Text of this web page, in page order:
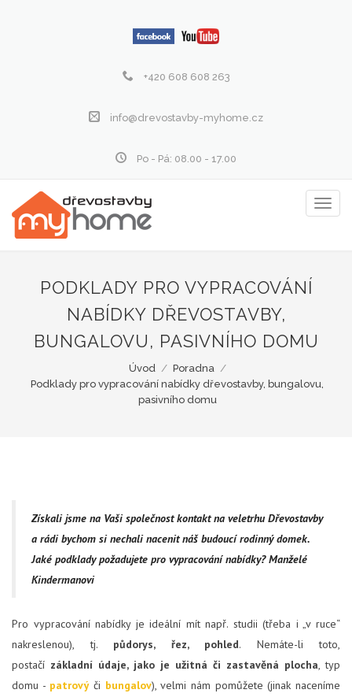
+420 608 608 263
info@drevostavby-myhome.cz
Po - Pá: 08.00 - 17.00
menu
PODKLADY PRO VYPRACOVÁNÍ
NABÍDKY DŘEVOSTAVBY,
BUNGALOVU, PASIVNÍHO DOMU
Úvod / Poradna /
Podklady pro vypracování nabídky dřevostavby, bungalovu,
pasivního domu
Získali jsme na Vaši společnost kontakt na veletrhu Dřevostavby
a rádi bychom si nechali nacenit náš budoucí rodinný domek.
Jaké podklady požadujete pro vypracování nabídky? Manželé
Kindermanovi
Pro vypracování nabídky je ideální mít např. studii (třeba i „v ruce“
nakreslenou), tj. půdorys, řez, pohled. Nemáte-li toto,
postačí základní údaje, jako je užitná či zastavěná plocha, typ
domu - patrovýči bungalov), velmi nám pomůžete (jinak naceníme